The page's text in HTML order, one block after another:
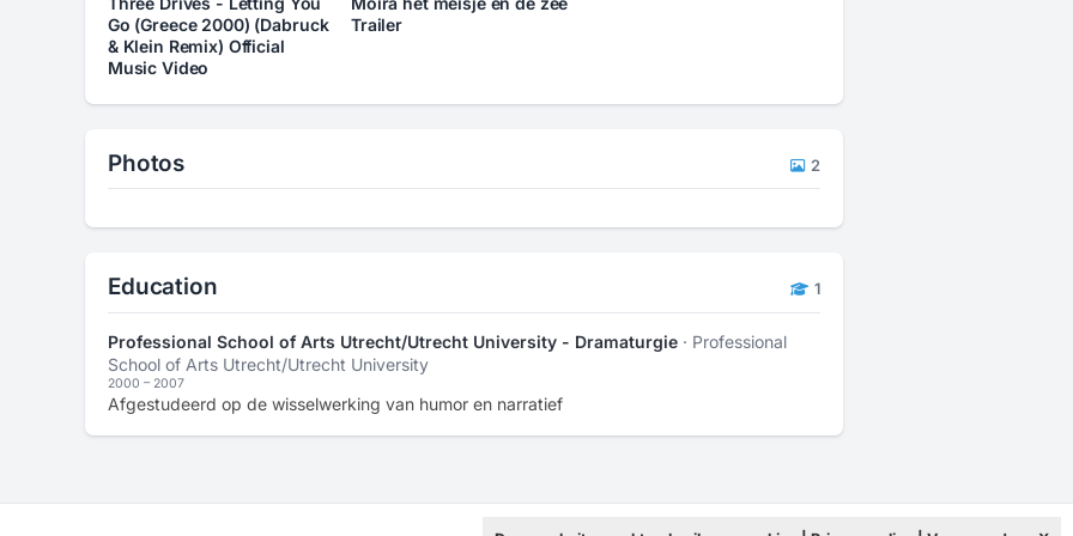
Go (Greece 2000) (Dabruck
& Klein Remix) Official
Music Video
Trailer
Photos 2
Education 1
Professional School of Arts Utrecht/Utrecht University - Dramaturgie · Professional
School of Arts Utrecht/Utrecht University
2000 – 2007
Afgestudeerd op de wisselwerking van humor en narratief
Info